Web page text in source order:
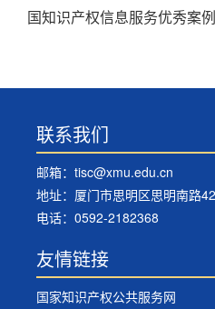
国知识产权信息服务优秀案
联系我们
邮箱：tisc@xmu.edu.cn
地址：厦门市思明区思明南路
电话：0592-2182368
友情链接
国家知识产权公共服务网